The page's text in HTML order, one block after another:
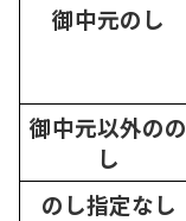
御中元のし
御中元以外のの
し
のし指定なし